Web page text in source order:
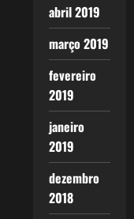
abril 2019
março 2019
fevereiro
2019
janeiro
2019
dezembro
2018